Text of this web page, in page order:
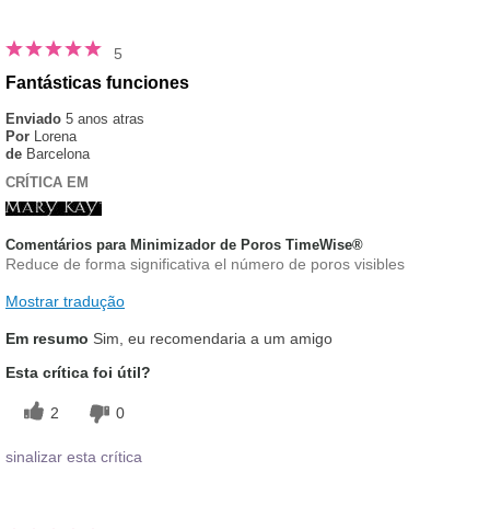
5
Fantásticas funciones
Enviado 5 anos atras
Por Lorena
de Barcelona
CRÍTICA EM
Comentários para Minimizador de Poros TimeWise®
Reduce de forma significativa el número de poros visibles
Mostrar tradução
Em resumo Sim, eu recomendaria a um amigo
Esta crítica foi útil?
2 0
sinalizar esta crítica